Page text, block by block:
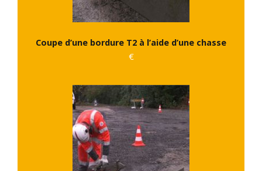
Coupe d’une bordure T2 à l’aide d’une chasse
€